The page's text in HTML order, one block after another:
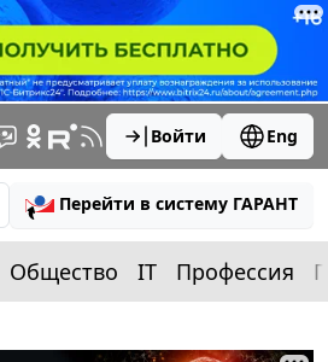
Войти Eng
Перейти в систему ГАРАНТ
Общество IT Профессия